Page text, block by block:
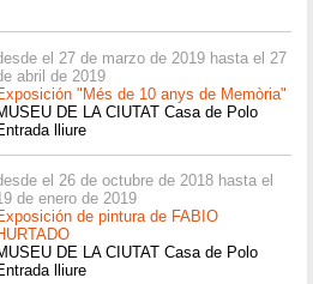
el 27 de marzo de 2019 hasta el 27
abril de 2019
"Més de 10 anys de Memòria"
DE LA CIUTAT Casa de Polo
lliure
el 26 de octubre de 2018 hasta el
de enero de 2019
de pintura de FABIO
DE LA CIUTAT Casa de Polo
lliure